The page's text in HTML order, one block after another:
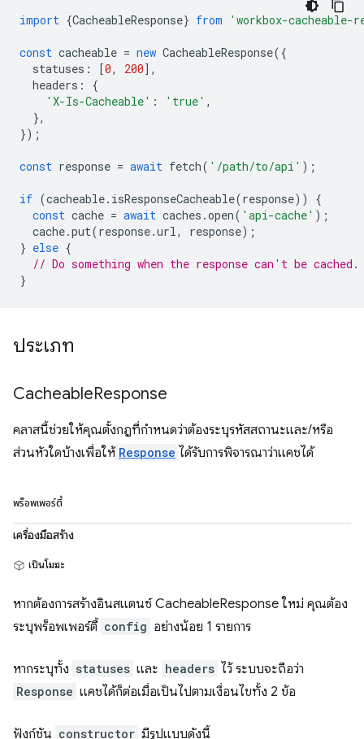
import {CacheableResponse} from 'workbox-cacheable-
const cacheable = new CacheableResponse({
statuses : [0, 200],
headers :
{
'X-Is-Cacheable' : 'true' ,
},
});
const response = await fetch( '/path/to/api' );
if (cacheable. isResponseCacheable(response))
{
const cache = await caches .open( 'api-cache' );
cache.put(response.url, response);
} else {
// Do something when the response can't be cached.
}
ประเภท
CacheableResponse
คลาสนี้ช่วยให้คุณตั้งกฎที่กําหนดว่าต้องระบุรหัสสถานะและ/หรือ
ส่วนหัวใดบ้างเพื่อให้ Response ได้รับการพิจารณาว่าแคชได้
พร็อพเพอร์ตี้
เครื่องมือสร้าง
เป็นโมฆะ
หากต้องการสร้างอินสแตนซ์ CacheableResponse ใหม่ คุณต้อง
ระบุพร็อพเพอร์ตี้ config อย่างน้อย 1 รายการ
หากระบุทั้ง statuses และ headers ไว้ ระบบจะถือว่า
Response แคชได้ก็ต่อเมื่อเป็นไปตามเงื่อนไขทั้ง 2 ข้อ
ฟังก์ชัน constructor มีรูปแบบดังนี้